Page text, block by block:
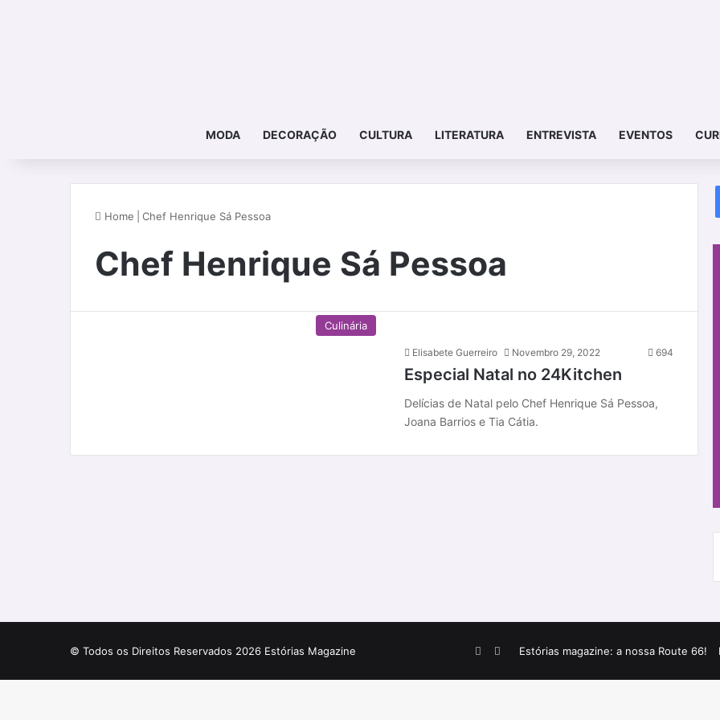
MODA DECORAÇÃO CULTURA LITERATURA ENTREVISTA EVENTOS
Home Chef Henrique Sá Pessoa
Chef Henrique Sá Pessoa
Culinária
Elisabete Guerreiro Novembro 29, 2022 694
Especial Natal no 24Kitchen
Delícias de Natal pelo Chef Henrique Sá Pessoa,
Joana Barrios e Tia Cátia.
© Todos os Direitos Reservados 2026 Estórias Magazine Estórias magazine: a nossa Route 66!
Facebook
Instagram